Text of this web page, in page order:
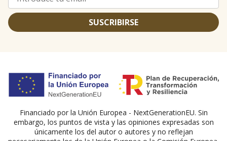
SUSCRIBIRSE
Financiado por la Unión Europea - NextGenerationEU. Sin
embargo, los puntos de vista y las opiniones expresadas son
únicamente los del autor o autores y no reflejan